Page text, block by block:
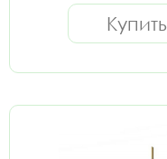
Купить